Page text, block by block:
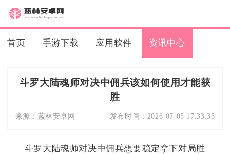
首页 手游下载 应用软件 资讯中心
斗罗大陆魂师对决中佣兵该如何使用才能获
胜
来源： 蓝林安卓网 发布时间： 2026-07-05 17:33:35
斗罗大陆魂师对决中佣兵想要稳定拿下对局胜